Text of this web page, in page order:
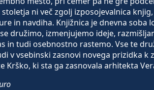
stoletja ni več zgolj izposojevalnica
in navdiha. Knjižnica je dnevna soba
družimo, izmenjujemo ideje,
in tudi osebnostno rastemo. Vse te
v vsebinski zasnovi novega prizidka
Krško, ki sta ga zasnovala arhitekta